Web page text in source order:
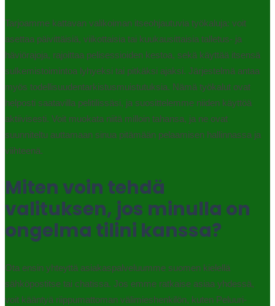
Tarjoamme kattavan valikoiman itseohjautuvia työkaluja: voit
asettaa päivittäisiä, viikottaisia tai kuukausittaisia talletus- ja
häviörajoja, rajoittaa pelisessioiden kestoa, sekä käyttää itsensä
sulkemistoimintoa lyhyeksi tai pitkäksi ajaksi. Järjestelmä antaa
myös todellisuudentarkistusmuistutuksia. Nämä työkalut ovat
helposti saatavilla pelitilissäsi, ja suosittelemme niiden käyttöä
aktiivisesti. Voit muokata niitä milloin tahansa, ja ne ovat
suunniteltu auttamaan sinua pitämään pelaamisen hallinnassa ja
viihteenä.
Miten voin tehdä
valituksen, jos minulla on
ongelma tilini kanssa?
Ota ensin yhteyttä asiakaspalveluumme suomen kielellä
sähköpostitse tai chatissa. Jos emme ratkaise asiaa yhdessä,
voit kääntyä riippumattoman välimieshenkilön, kuten Peluuri-